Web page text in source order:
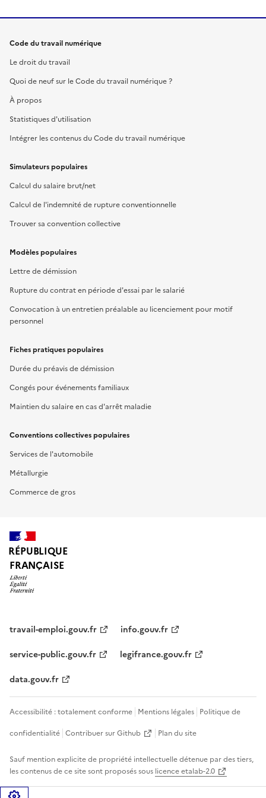
Code du travail numérique
Le droit du travail
Quoi de neuf sur le Code du travail numérique ?
À propos
Statistiques d'utilisation
Intégrer les contenus du Code du travail numérique
Simulateurs populaires
Calcul du salaire brut/net
Calcul de l'indemnité de rupture conventionnelle
Trouver sa convention collective
Modèles populaires
Lettre de démission
Rupture du contrat en période d'essai par le salarié
Convocation à un entretien préalable au licenciement pour motif
personnel
Fiches pratiques populaires
Durée du préavis de démission
Congés pour événements familiaux
Maintien du salaire en cas d'arrêt maladie
Conventions collectives populaires
Services de l'automobile
Métallurgie
Commerce de gros
RÉPUBLIQUE
FRANÇAISE
travail-emploi.gouv.fr
info.gouv.fr
service-public.gouv.fr
legifrance.gouv.fr
data.gouv.fr
Accessibilité : totalement conforme Mentions légales Politique de
confidentialité Contribuer sur Github Plan du site
Sauf mention explicite de propriété intellectuelle détenue par des tiers,
les contenus de ce site sont proposés sous licence etalab-2.0